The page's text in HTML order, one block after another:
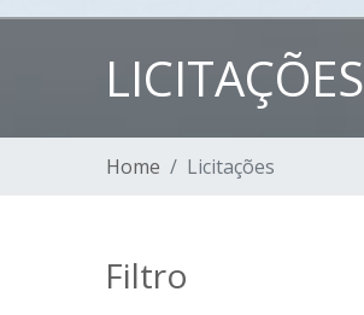
LICITAÇÕES
Home Licitações
Filtro